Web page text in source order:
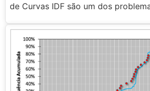
de Curvas IDF são um dos